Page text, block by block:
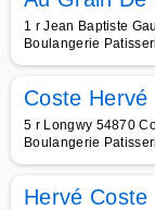
1 r Jean Baptiste
Boulangerie
Coste Hervé
5 r Longwy 54870
Boulangerie
Hervé Coste